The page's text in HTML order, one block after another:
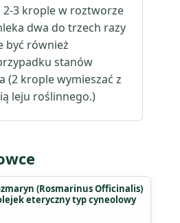
2-3 krople w roztworze
dwa do trzech razy
być również
stanów
(2 krople wymieszać z
leju roślinnego.)
(Rosmarinus Officinalis)
eteryczny typ cyneolowy